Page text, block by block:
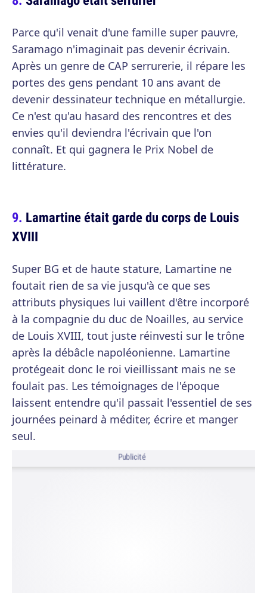
Parce qu'il venait d'une famille super pauvre,
Saramago n'imaginait pas devenir écrivain.
Après un genre de CAP serrurerie, il répare les
portes des gens pendant 10 ans avant de
devenir dessinateur technique en métallurgie.
Ce n'est qu'au hasard des rencontres et des
envies qu'il deviendra l'écrivain que l'on
connaît. Et qui gagnera le Prix Nobel de
littérature.
Lamartine était garde du corps de Louis
XVIII
Super BG et de haute stature, Lamartine ne
foutait rien de sa vie jusqu'à ce que ses
attributs physiques lui vaillent d'être incorporé
à la compagnie du duc de Noailles, au service
de Louis XVIII, tout juste réinvesti sur le trône
après la débâcle napoléonienne. Lamartine
protégeait donc le roi vieillissant mais ne se
foulait pas. Les témoignages de l'époque
laissent entendre qu'il passait l'essentiel de ses
journées peinard à méditer, écrire et manger
seul.
Publicité